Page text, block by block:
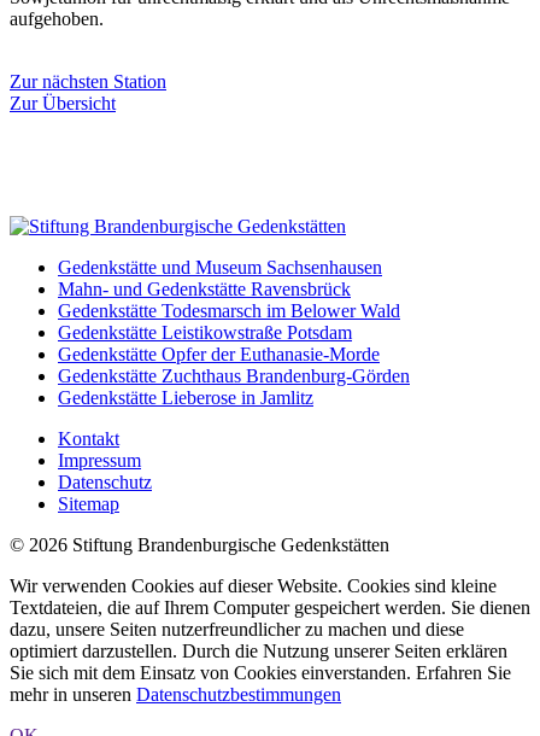
aufgehoben.
Zur nächsten Station
Zur Übersicht
Gedenkstätte und Museum Sachsenhausen
Mahn- und Gedenkstätte Ravensbrück
Gedenkstätte Todesmarsch im Belower Wald
Gedenkstätte Leistikowstraße Potsdam
Gedenkstätte Opfer der Euthanasie-Morde
Gedenkstätte Zuchthaus Brandenburg-Görden
Gedenkstätte Lieberose in Jamlitz
Kontakt
Impressum
Datenschutz
Sitemap
© 2026 Stiftung Brandenburgische Gedenkstätten
Wir verwenden Cookies auf dieser Website. Cookies sind kleine
Textdateien, die auf Ihrem Computer gespeichert werden. Sie dienen
dazu, unsere Seiten nutzerfreundlicher zu machen und diese
optimiert darzustellen. Durch die Nutzung unserer Seiten erklären
Sie sich mit dem Einsatz von Cookies einverstanden. Erfahren Sie
mehr in unseren Datenschutzbestimmungen